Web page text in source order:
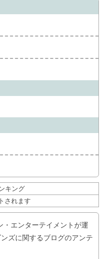
キング
されます
・エンターテイメントが運
ズに関するブログのアンテ